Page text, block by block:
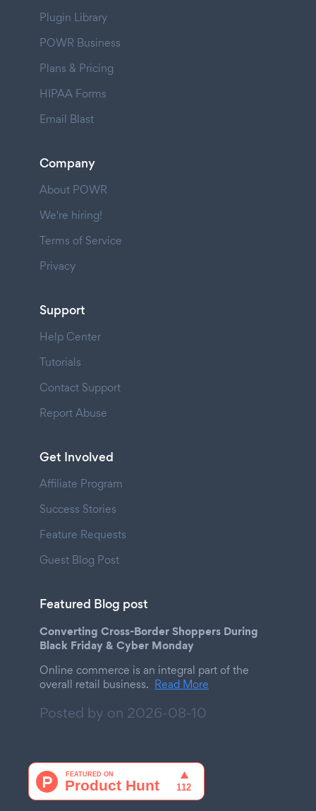
Plugin Library
POWR Business
Plans & Pricing
HIPAA Forms
Email Blast
Company
About POWR
We're hiring!
Terms of Service
Privacy
Support
Help Center
Tutorials
Contact Support
Report Abuse
Get Involved
Affiliate Program
Success Stories
Feature Requests
Guest Blog Post
Featured Blog post
Converting Cross-Border Shoppers During
Black Friday & Cyber Monday
Online commerce is an integral part of the
overall retail business. Read More
Posted by on 2026-08-10